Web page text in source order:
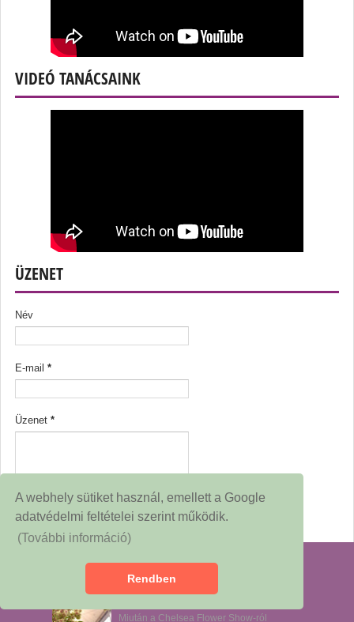
A webhely sütiket használ, emellett a Google
adatvédelmi feltételei szerint működik.
(További információ)
Rendben
VIDEÓ TANÁCSAINK
ÜZENET
Név
E-mail *
Üzenet *
Egy fa, ami hetek óta nem hagyott
Miután a Chelsea Flower Show-ról